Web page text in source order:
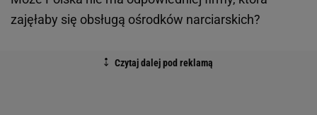
zajęłaby się obsługą ośrodków narciarskich?